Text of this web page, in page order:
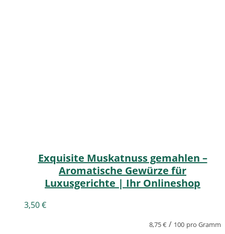
Exquisite Muskatnuss gemahlen –
Aromatische Gewürze für
Luxusgerichte | Ihr Onlineshop
3,50€
8,75€ / 100 pro Gramm